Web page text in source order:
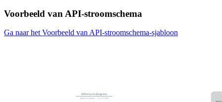
Voorbeeld van API-stroomschema
Ga naar het Voorbeeld van API-stroomschema-sjabloon